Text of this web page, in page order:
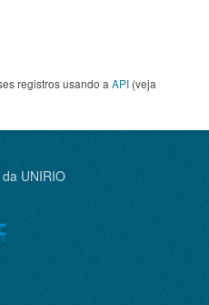
registros usando a API (veja
UNIRIO